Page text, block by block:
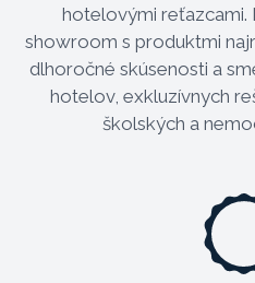
hotelovými reťazcami.
showroom s produktmi
dlhoročné skúsenosti a
hotelov, exkluzívnych
školských a